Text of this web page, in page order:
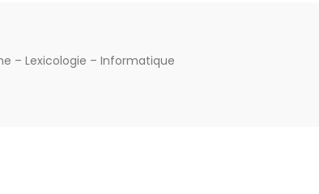
– Lexicologie – Informatique